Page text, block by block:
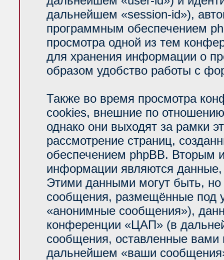
дальнейшем «session-id»),
программным обеспечением
просмотра одной из тем
для хранения информации о
образом удобство работы с
Также во время просмотра
cookies, внешние по
однако они выходят за рамки
рассмотрение страниц,
обеспечением phpBB. Вторым
информации являются
Этими данными могут быть,
сообщения, размещённые под
«анонимные сообщения»),
конференции «ЦАП» (в
сообщения, оставленные вами
дальнейшем «ваши